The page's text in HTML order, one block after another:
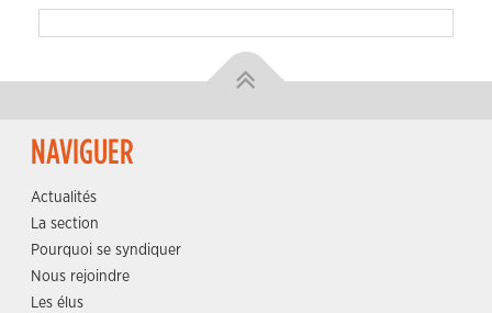
NAVIGUER
Actualités
La section
Pourquoi se syndiquer
Nous rejoindre
Les élus